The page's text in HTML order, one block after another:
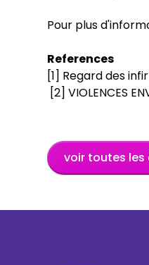
Pour plus
References
[1] Regard des
[2]VIOLENCES
voir toutes les